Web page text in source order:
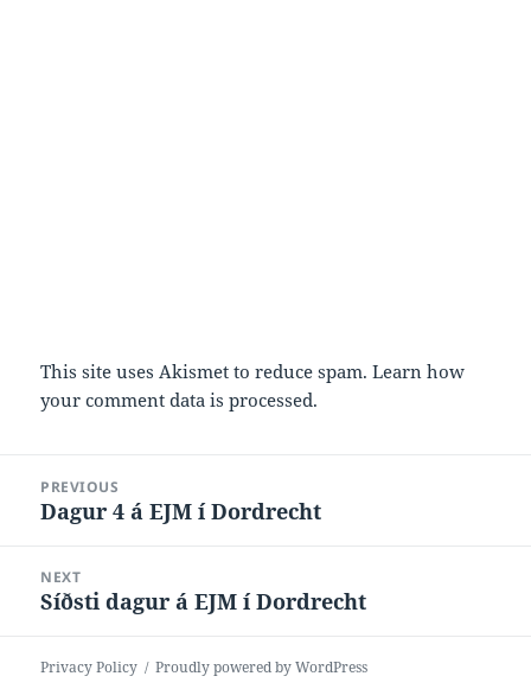
This site uses Akismet to reduce spam.Learn how
your comment data is processed.
navigation
PREVIOUS
Previous
Dagur 4 á EJM í Dordrecht
NEXT
Next
Síðsti dagur á EJM í Dordrecht
Privacy Policy Proudly powered by WordPress